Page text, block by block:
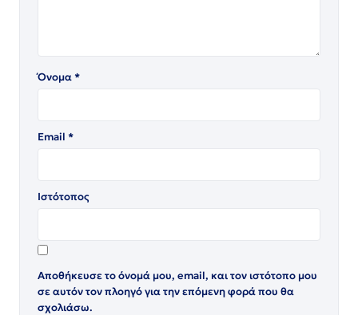
Όνομα*
Email *
Ιστότοπος
Αποθήκευσε το όνομά μου, email, και τον ιστότοπο μου
σε αυτόν τον πλοηγό για την επόμενη φορά που θα
σχολιάσω.